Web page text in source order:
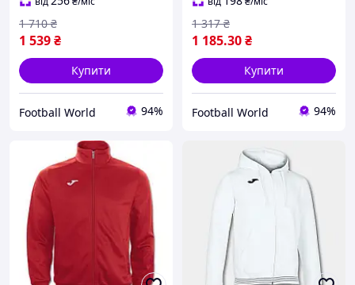
1 539₴
1 710 ₴
Купити
Football World 94%
1 185.30₴
1 317 ₴
Купити
Football World 94%